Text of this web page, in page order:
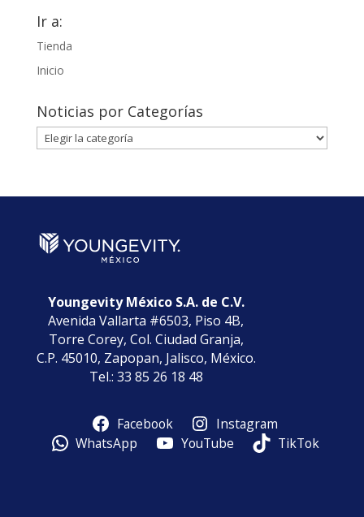
Ir a:
Tienda
Inicio
Noticias por Categorías
Noticias
por
Youngevity México S.A. de C.V.
Avenida Vallarta #6503, Piso 4B,
Torre Corey, Col. Ciudad Granja,
C.P. 45010, Zapopan, Jalisco, México.
Tel.: 33 85 26 18 48
Facebook
Instagram
WhatsApp
YouTube TikTok